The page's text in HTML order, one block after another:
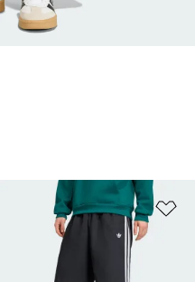
à la Liste de produits